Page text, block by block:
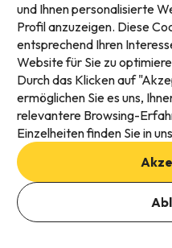
Verfügbare Zahlungsarten
Impressum und AGBs
Datenschutz
Cookies Richtlinien
und Ihnen personalisierte
Profil anzuzeigen. Diese
entsprechend Ihren
Website für Sie zu
Durch das Klicken auf
ermöglichen Sie es uns,
relevantere Browsing-
Einzelheiten finden Sie in